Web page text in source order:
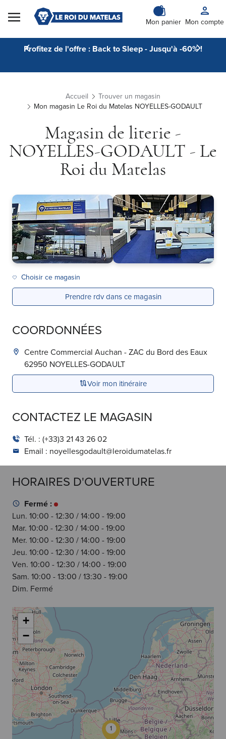
Skip to Content
Mon panier Mon compte
Profitez de l'offre : Back to Sleep - Jusqu'à -60% !
Accueil
Trouver un magasin
Mon magasin Le Roi du Matelas NOYELLES-GODAULT
Magasin de literie -
NOYELLES-GODAULT - Le
Roi du Matelas
Choisir ce magasin
Prendre rdv dans ce magasin
COORDONNÉES
Centre Commercial Auchan - ZAC du Bord des Eaux
62950 NOYELLES-GODAULT
Voir mon itinéraire
CONTACTEZ LE MAGASIN
Tél. : (+33)3 21 43 26 02
Email : noyellesgodault@leroidumatelas.fr
HORAIRES D'OUVERTURE
Fermé :
Lun. 10:00 - 12:30 / 14:00 - 19:00
Mar. 10:00 - 12:30 / 14:00 - 19:00
Mer. 10:00 - 12:30 / 14:00 - 19:00
Jeu. 10:00 - 12:30 / 14:00 - 19:00
Ven. 10:00 - 12:30 / 14:00 - 19:00
Sam. 10:00 - 13:00 / 13:30 - 19:00
Dim. Fermé
1
+
−